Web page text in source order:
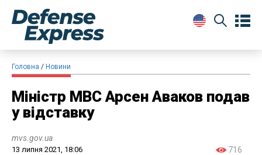
Головна Новини
Міністр МВС Арсен Аваков подав
у відставку
mvs.gov.ua
13 липня 2021, 18:06 716